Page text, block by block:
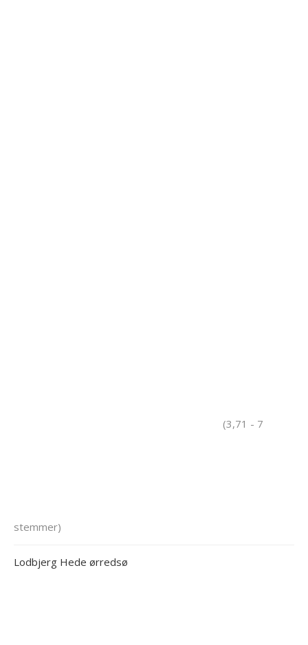
(3,71 - 7
stemmer)
Lodbjerg Hede ørredsø